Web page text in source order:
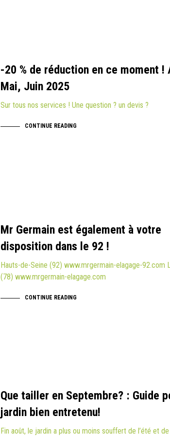
-20 % de réduction en ce moment !
Mai, Juin 2025
Sur tous nos services ! Une question ? un devis ?
CONTINUE READING
Mr Germain est également à votre
disposition dans le 92 !
Hauts-de-Seine (92) www.mrgermain-elagage-92.com
(78) www.mrgermain-elagage.com
CONTINUE READING
Que tailler en Septembre? : Guide
jardin bien entretenu!
Fin août, le jardin a plus ou moins souffert de l’été et de